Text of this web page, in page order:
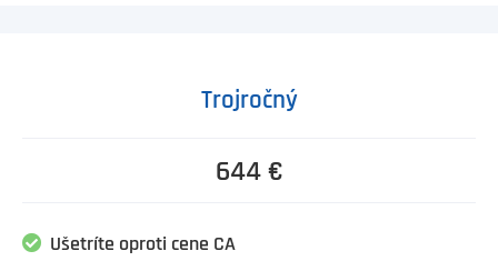
Trojročný
644 €
Ušetríte oproti cene CA